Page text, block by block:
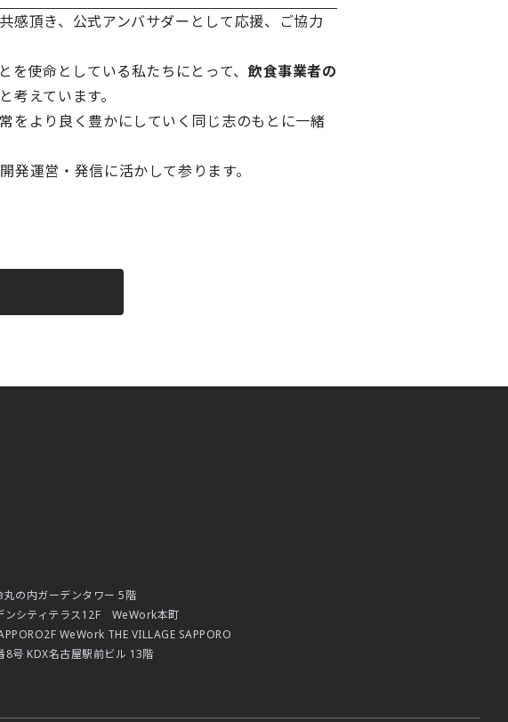
感頂き、公式アンバサダーとして応援、ご協力
を使命としている私たちにとって、 飲食事業者の
考えています。
をより良く豊かにしていく同じ志のもとに一緒
運営・発信に活かして参ります。
の内ガーデンタワー 5階
ンシティテラス12F WeWork本町
WeWork THE VILLAGE SAPPORO
号 KDX名古屋駅前ビル 13階